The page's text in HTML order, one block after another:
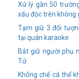
Xử lý gần 50
xấu độc trên không
Tạm giữ 3 đối
tại quán karaoke
Bắt giữ người phụ
Tử
Khống chế cá thể